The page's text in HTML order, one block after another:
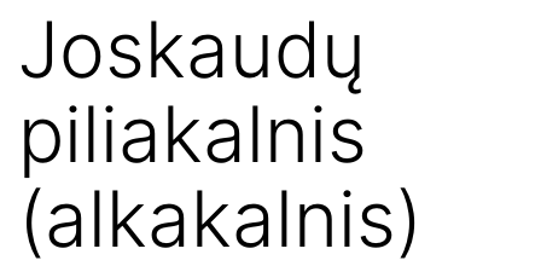
Joskaudų
piliakalnis
(alkakalnis)